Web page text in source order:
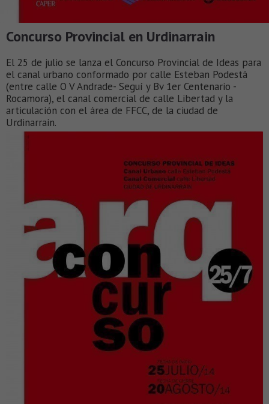
Concurso Provincial en Urdinarrain
El 25 de julio se lanza el Concurso Provincial de Ideas para
el canal urbano conformado por calle Esteban Podestá
(entre calle O V Andrade- Seguí y Bv 1er Centenario -
Rocamora), el canal comercial de calle Libertad y la
articulación con el área de FFCC, de la ciudad de
Urdinarrain.